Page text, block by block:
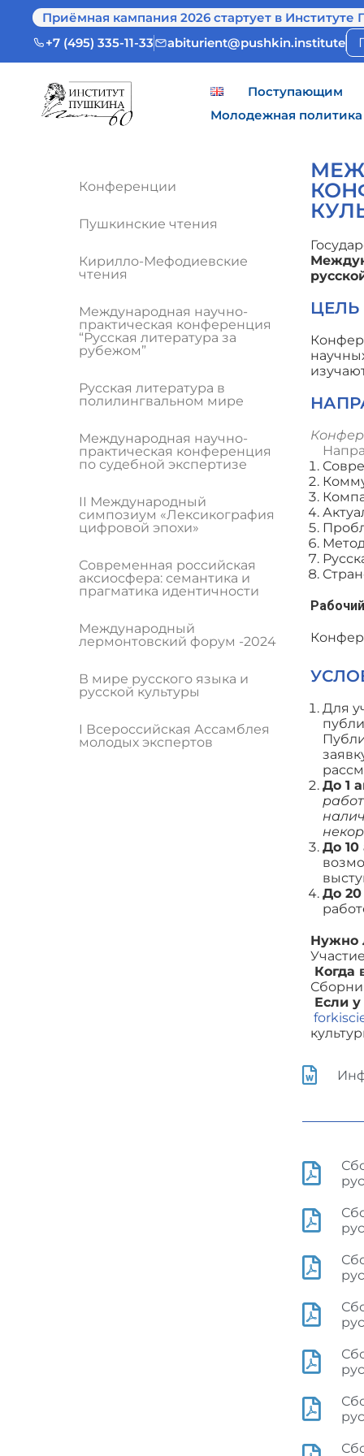
Приёмная кампания 2026 стартует в Институте
+7 (495) 335-11-33
abiturient@pushkin.institute
Поступающим
Молодежная политика
Конференции
Пушкинские чтения
Кирилло-Мефодиевские
чтения
Международная научно-
практическая конференция
“Русская литература за
рубежом”
Русская литература в
полилингвальном мире
Международная научно-
практическая конференция
по судебной экспертизе
II Международный
симпозиум «Лексикография
цифровой эпохи»
Современная российская
аксиосфера: семантика и
прагматика идентичности
Международный
лермонтовский форум -2024
В мире русского языка и
русской культуры
I Всероссийская Ассамблея
молодых экспертов
Для
До 1
До
До
Нужно
Когда
Если